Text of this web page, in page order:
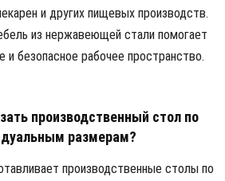
и других пищевых производств.
из нержавеющей стали помогает
и безопасное рабочее пространство.
производственный стол по
размерам?
производственные столы по